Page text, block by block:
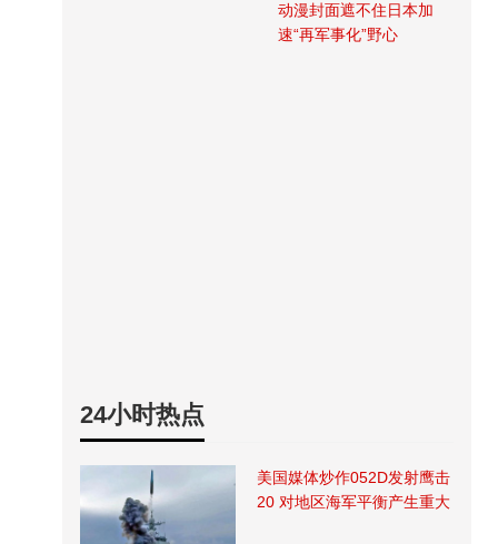
动漫封面遮不住日本加
速“再军事化”野心
24小时热点
美国媒体炒作052D发射鹰击
20 对地区海军平衡产生重大